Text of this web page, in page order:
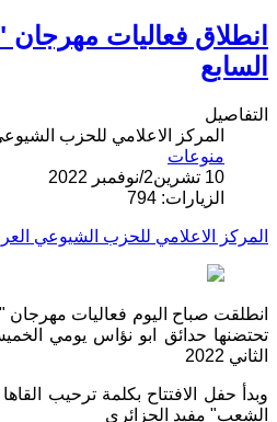
انطلاق فعاليات
السابع
التفاصيل
المركز الاعلامي للحزب
منوعات
10 تشرين2/نوفمبر 2022
الزيارات: 794
المركز الاعلامي للحزب الشيوعي
انطلقت صباح اليوم فعاليات
الثاني 2022
وبدأ حفل الافتتاح بكلمة ترحيب
الشعب" مفيد الجزائري